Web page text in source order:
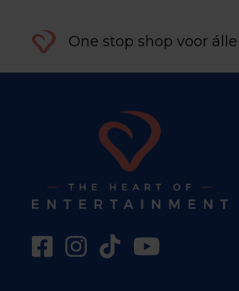
One stop shop voor